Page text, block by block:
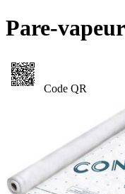
Pare-
Code QR